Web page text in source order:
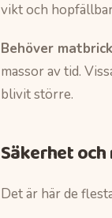
vikt och
Behöver
massor av tid.
blivit större.
Säkerhet
Det är här de